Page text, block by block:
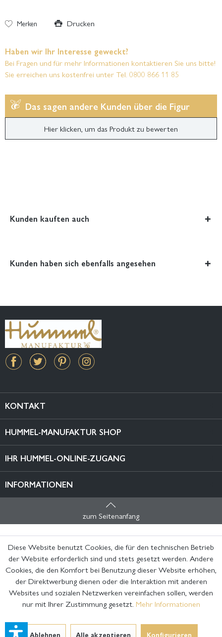
Merken Drucken
Haben wir Ihr Interesse geweckt?
Bei Fragen und für mehr Informationen kontaktieren Sie uns bitte!
Sie erreichen uns kostenfrei unter Tel. 0800 866 11 85
Das sagen andere Kunden über die Figur
Hier klicken, um das Produkt zu bewerten
Kunden kauften auch
Kunden haben sich ebenfalls angesehen
KONTAKT
HUMMEL-MANUFAKTUR SHOP
IHR HUMMEL-ONLINE-ZUGANG
INFORMATIONEN
zum Seitenanfang
Diese Website benutzt Cookies, die für den technischen Betrieb
der Website erforderlich sind und stets gesetzt werden. Andere
Cookies, die den Komfort bei Benutzung dieser Website erhöhen,
der Direktwerbung dienen oder die Interaktion mit anderen
Websites und sozialen Netzwerken vereinfachen sollen, werden
nur mit Ihrer Zustimmung gesetzt. Mehr Informationen
Ablehnen Alle akzeptieren Konfigurieren